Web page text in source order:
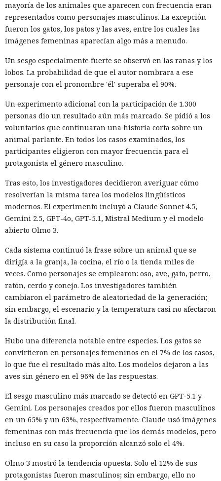
mayoría de los animales que aparecen con frecuencia eran
representados como personajes masculinos. La excepción
fueron los gatos, los patos y las aves, entre los cuales las
imágenes femeninas aparecían algo más a menudo.
Un sesgo especialmente fuerte se observó en las ranas y los
lobos. La probabilidad de que el autor nombrara a ese
personaje con el pronombre 'él' superaba el 90%.
Un experimento adicional con la participación de 1.300
personas dio un resultado aún más marcado. Se pidió a los
voluntarios que continuaran una historia corta sobre un
animal parlante. En todos los casos examinados, los
participantes eligieron con mayor frecuencia para el
protagonista el género masculino.
Tras esto, los investigadores decidieron averiguar cómo
resolverían la misma tarea los modelos lingüísticos
modernos. El experimento incluyó a Claude Sonnet 4.5,
Gemini 2.5, GPT-4o, GPT-5.1, Mistral Medium y el modelo
abierto Olmo 3.
Cada sistema continuó la frase sobre un animal que se
dirigía a la granja, la cocina, el río o la tienda miles de
veces. Como personajes se emplearon: oso, ave, gato, perro,
ratón, cerdo y conejo. Los investigadores también
cambiaron el parámetro de aleatoriedad de la generación;
sin embargo, el escenario y la temperatura casi no afectaron
la distribución final.
Hubo una diferencia notable entre especies. Los gatos se
convirtieron en personajes femeninos en el 7% de los casos,
lo que fue el resultado más alto. Los modelos dejaron a las
aves sin género en el 96% de las respuestas.
El sesgo masculino más marcado se detectó en GPT-5.1 y
Gemini. Los personajes creados por ellos fueron masculinos
en un 65% y un 63%, respectivamente. Claude usó imágenes
femeninas con más frecuencia que los demás modelos, pero
incluso en su caso la proporción alcanzó solo el 4%.
Olmo 3 mostró la tendencia opuesta. Solo el 12% de sus
protagonistas fueron masculinos; sin embargo, ello no